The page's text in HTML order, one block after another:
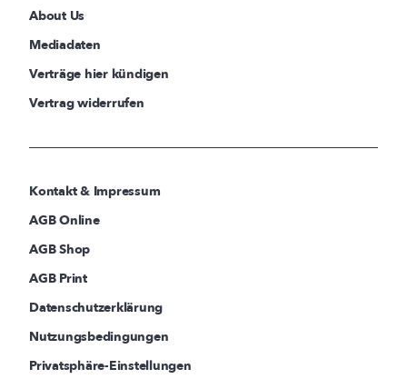
About Us
Mediadaten
Verträge hier kündigen
Vertrag widerrufen
Kontakt & Impressum
AGB Online
AGB Shop
AGB Print
Datenschutzerklärung
Nutzungsbedingungen
Privatsphäre-Einstellungen